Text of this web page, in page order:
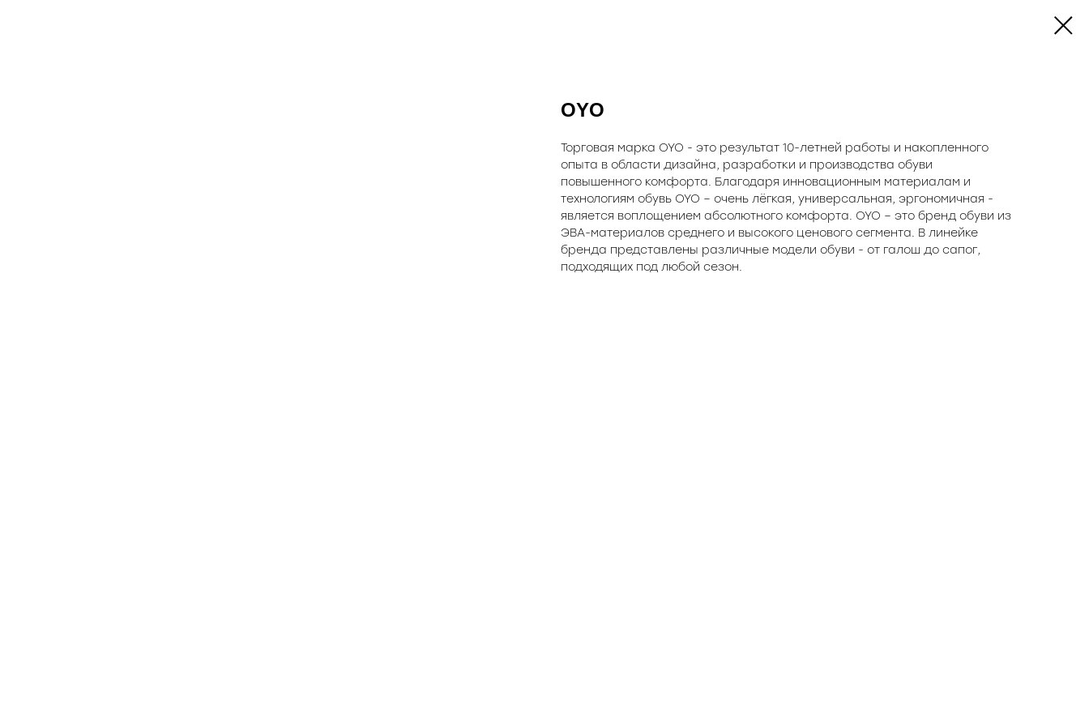
OYO
Торговая марка OYO - это результат 10-летней работы и накопленного
опыта в области дизайна, разработки и производства обуви
повышенного комфорта. Благодаря инновационным материалам и
технологиям обувь OYO – очень лёгкая, универсальная, эргономичная -
является воплощением абсолютного комфорта. OYO – это бренд обуви из
ЭВА-материалов среднего и высокого ценового сегмента. В линейке
бренда представлены различные модели обуви - от галош до сапог,
подходящих под любой сезон.